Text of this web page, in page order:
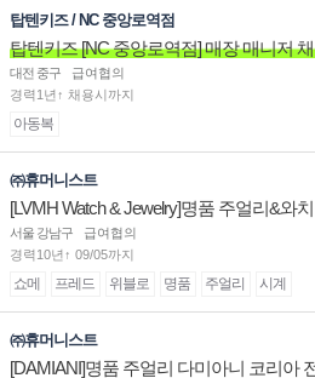
탑텐키즈 / NC 중앙로역점
탑텐키즈 [NC 중앙로역점] 매장 매니저
대전 중구
급여협의
경력1년↑ 채용시까지
아동복
㈜휴머니스트
[LVMH Watch & Jewelry]명품 주얼리&와
장/부점장/판매사원 채용
서울 강남구
급여협의
경력10년↑ 09/05까지
쇼메 프레드 위블로 명품 주얼리 시계
㈜휴머니스트
[DAMIANI]명품 주얼리 다미아니 코리아